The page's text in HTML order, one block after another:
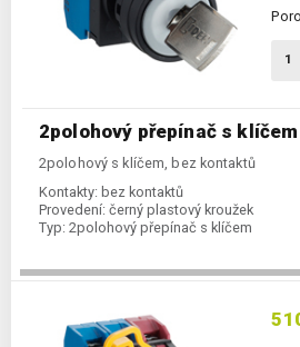
2polohový přepínač s klíčem
2polohový s klíčem, bez kontaktů
Kontakty: bez kontaktů
Provedení: černý plastový kroužek
Typ: 2polohový přepínač s klíčem